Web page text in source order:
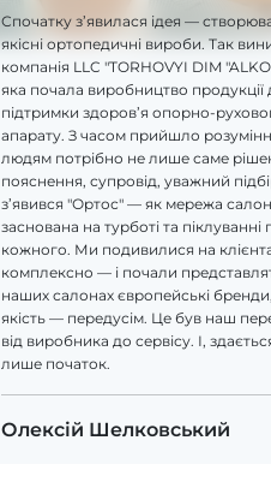
Спочатку з’явилася ідея —
якісні ортопедичні вироби. Так
компанія LLC "TORHOVYI DIM
яка почала виробництво продукції
підтримки здоров’я опорно-
апарату. З часом прийшло
людям потрібно не лише саме
пояснення, супровід, уважний
з’явився "Ортос" — як мережа
заснована на турботі та піклуванні
кожного. Ми подивилися на
комплексно — і почали
наших салонах європейські
якість — передусім. Це був наш
від виробника до сервісу. І,
лише початок.
Олексій Шелковський